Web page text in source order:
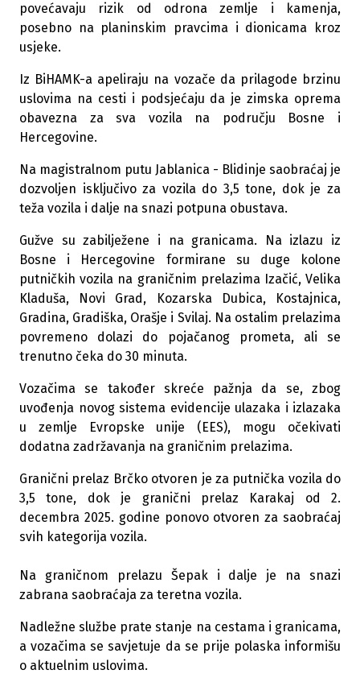
povećavaju rizik od odrona zemlje i kamenja,
posebno na planinskim pravcima i dionicama kroz
usjeke.
Iz BiHAMK-a apeliraju na vozače da prilagode brzinu
uslovima na cesti i podsjećaju da je zimska oprema
obavezna za sva vozila na području Bosne i
Hercegovine.
Na magistralnom putu Jablanica - Blidinje saobraćaj je
dozvoljen isključivo za vozila do 3,5 tone, dok je za
teža vozila i dalje na snazi potpuna obustava.
Gužve su zabilježene i na granicama. Na izlazu iz
Bosne i Hercegovine formirane su duge kolone
putničkih vozila na graničnim prelazima Izačić, Velika
Kladuša, Novi Grad, Kozarska Dubica, Kostajnica,
Gradina, Gradiška, Orašje i Svilaj. Na ostalim prelazima
povremeno dolazi do pojačanog prometa, ali se
trenutno čeka do 30 minuta.
Vozačima se također skreće pažnja da se, zbog
uvođenja novog sistema evidencije ulazaka i izlazaka
u zemlje Evropske unije (EES), mogu očekivati
dodatna zadržavanja na graničnim prelazima.
Granični prelaz Brčko otvoren je za putnička vozila do
3,5 tone, dok je granični prelaz Karakaj od 2.
decembra 2025. godine ponovo otvoren za saobraćaj
svih kategorija vozila.
Na graničnom prelazu Šepak i dalje je na snazi
zabrana saobraćaja za teretna vozila.
Nadležne službe prate stanje na cestama i granicama,
a vozačima se savjetuje da se prije polaska informišu
o aktuelnim uslovima.